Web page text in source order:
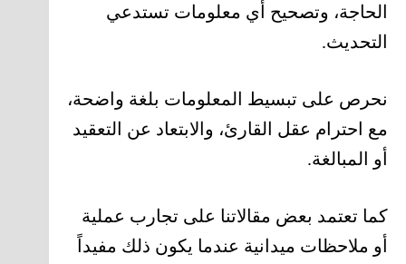
الحاجة، وتصحيح أي معلومات تستدعي
التحديث.
نحرص على تبسيط المعلومات بلغة واضحة،
مع احترام عقل القارئ، والابتعاد عن التعقيد
أو المبالغة.
كما تعتمد بعض مقالاتنا على تجارب عملية
أو ملاحظات ميدانية عندما يكون ذلك مفيداً